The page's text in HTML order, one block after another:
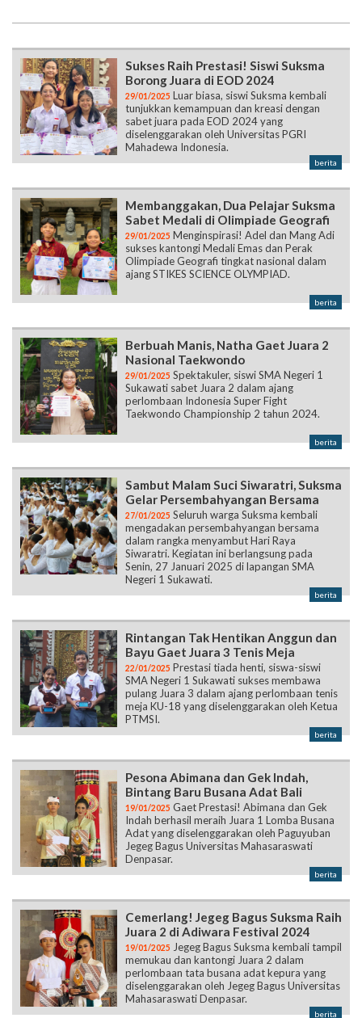
Sukses Raih Prestasi! Siswi Suksma
Borong Juara di EOD 2024
29/01/2025 Luar biasa, siswi Suksma kembali
tunjukkan kemampuan dan kreasi dengan
sabet juara pada EOD 2024 yang
diselenggarakan oleh Universitas PGRI
Mahadewa Indonesia.
berita
Membanggakan, Dua Pelajar Suksma
Sabet Medali di Olimpiade Geografi
29/01/2025 Menginspirasi! Adel dan Mang Adi
sukses kantongi Medali Emas dan Perak
Olimpiade Geografi tingkat nasional dalam
ajang STIKES SCIENCE OLYMPIAD.
berita
Berbuah Manis, Natha Gaet Juara 2
Nasional Taekwondo
29/01/2025 Spektakuler, siswi SMA Negeri 1
Sukawati sabet Juara 2 dalam ajang
perlombaan Indonesia Super Fight
Taekwondo Championship 2 tahun 2024.
berita
Sambut Malam Suci Siwaratri, Suksma
Gelar Persembahyangan Bersama
27/01/2025 Seluruh warga Suksma kembali
mengadakan persembahyangan bersama
dalam rangka menyambut Hari Raya
Siwaratri. Kegiatan ini berlangsung pada
Senin, 27 Januari 2025 di lapangan SMA
Negeri 1 Sukawati.
berita
Rintangan Tak Hentikan Anggun dan
Bayu Gaet Juara 3 Tenis Meja
22/01/2025 Prestasi tiada henti, siswa-siswi
SMA Negeri 1 Sukawati sukses membawa
pulang Juara 3 dalam ajang perlombaan tenis
meja KU-18 yang diselenggarakan oleh Ketua
PTMSI.
berita
Pesona Abimana dan Gek Indah,
Bintang Baru Busana Adat Bali
19/01/2025 Gaet Prestasi! Abimana dan Gek
Indah berhasil meraih Juara 1 Lomba Busana
Adat yang diselenggarakan oleh Paguyuban
Jegeg Bagus Universitas Mahasaraswati
Denpasar.
berita
Cemerlang! Jegeg Bagus Suksma Raih
Juara 2 di Adiwara Festival 2024
19/01/2025 Jegeg Bagus Suksma kembali tampil
memukau dan kantongi Juara 2 dalam
perlombaan tata busana adat kepura yang
diselenggarakan oleh Jegeg Bagus Universitas
Mahasaraswati Denpasar.
berita